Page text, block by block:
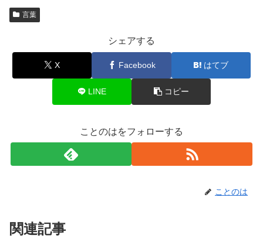
言葉
シェアする
X Facebook はてブ
LINE コピー
ことのはをフォローする
ことのは
関連記事